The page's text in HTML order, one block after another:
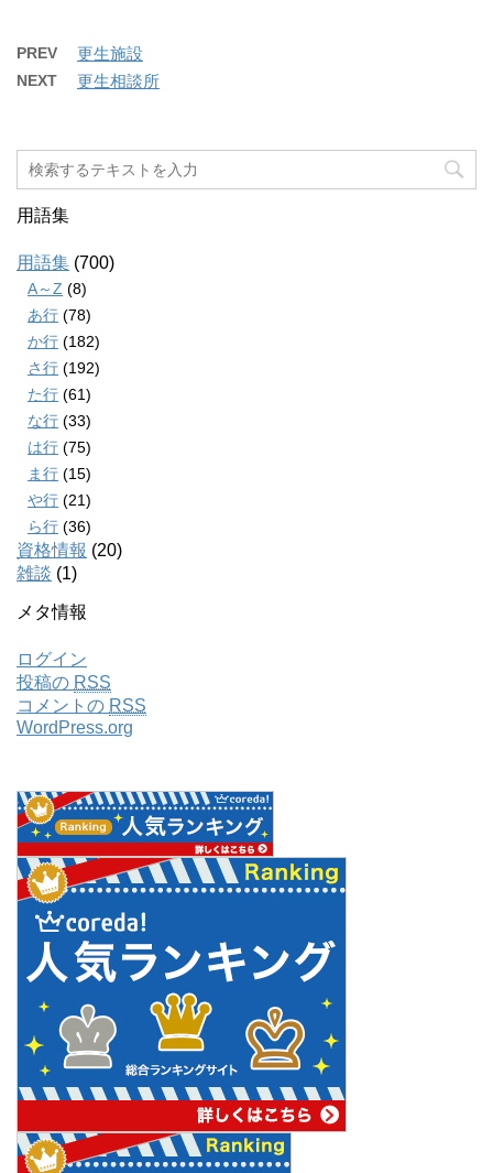
PREV 更生施設
NEXT 更生相談所
用語集
用語集 (700)
A～Z (8)
あ行 (78)
か行 (182)
さ行 (192)
た行 (61)
な行 (33)
は行 (75)
ま行 (15)
や行 (21)
ら行 (36)
資格情報 (20)
雑談 (1)
メタ情報
ログイン
投稿の RSS
コメントの RSS
WordPress.org